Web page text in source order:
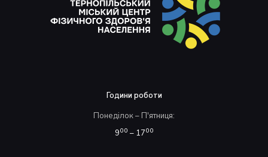
Години роботи
Понеділок – П'ятниця:
900 – 1700